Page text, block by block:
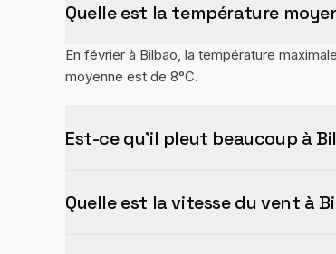
Quelle est la température
En février à Bilbao, la température
moyenne est de 8°C.
Est-ce qu'il pleut beaucoup à
Quelle est la vitesse du vent à